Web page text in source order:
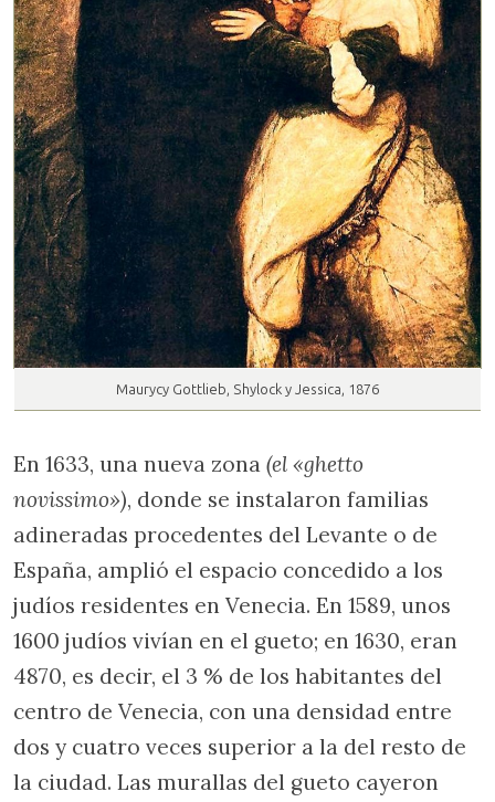
Maurycy Gottlieb, Shylock y Jessica, 1876
En 1633, una nueva zona (el «ghetto
novissimo»), donde se instalaron familias
adineradas procedentes del Levante o de
España, amplió el espacio concedido a los
judíos residentes en Venecia. En 1589, unos
1600 judíos vivían en el gueto; en 1630, eran
4870, es decir, el 3 % de los habitantes del
centro de Venecia, con una densidad entre
dos y cuatro veces superior a la del resto de
la ciudad. Las murallas del gueto cayeron